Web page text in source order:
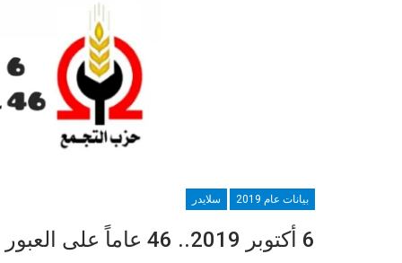
بيانات عام 2019 سلايدر
6 أكتوبر 2019.. 46 عاماً على العبور العظيم